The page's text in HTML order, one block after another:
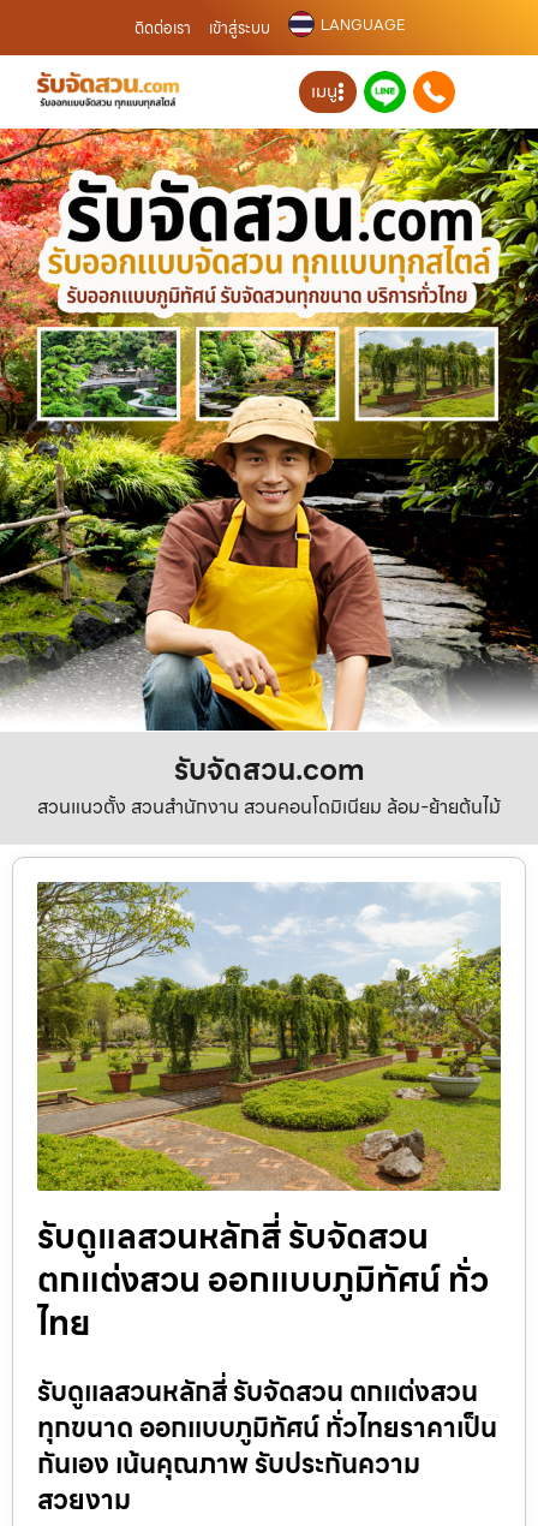
ติดต่อเรา เข้าสู่ระบบ LANGUAGE
เมนู
รับจัดสวน.com
สวนแนวตั้ง สวนสำนักงาน สวนคอนโดมิเนียม ล้อม-ย้ายต้นไม้
รับดูแลสวนหลักสี่ รับจัดสวน
ตกแต่งสวน ออกแบบภูมิทัศน์ ทั่ว
ไทย
รับดูแลสวนหลักสี่ รับจัดสวน ตกแต่งสวน
ทุกขนาด ออกแบบภูมิทัศน์ ทั่วไทยราคาเป็น
กันเอง เน้นคุณภาพ รับประกันความ
สวยงาม